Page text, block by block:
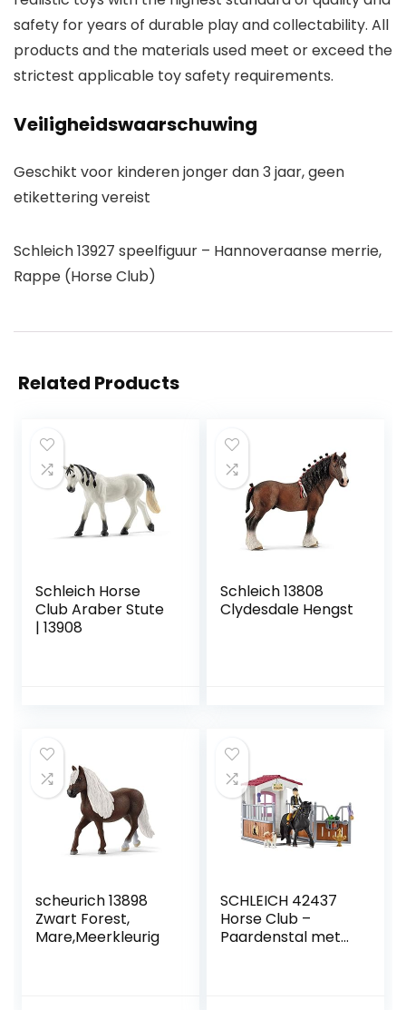
safety for years of durable play and collectability. All
products and the materials used meet or exceed the
strictest applicable toy safety requirements.
Veiligheidswaarschuwing
Geschikt voor kinderen jonger dan 3 jaar, geen
etikettering vereist
Schleich 13927 speelfiguur – Hannoveraanse merrie,
Rappe (Horse Club)
Related Products
Schleich Horse
Club Araber Stute
| 13908
Schleich 13808
Clydesdale Hengst
scheurich 13898
Zwart Forest,
Mare,Meerkleurig
SCHLEICH 42437
Horse Club –
Paardenstal met